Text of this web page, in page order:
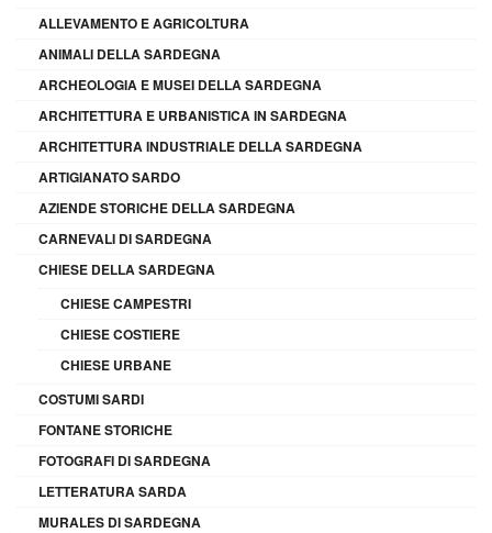
ALLEVAMENTO E AGRICOLTURA
ANIMALI DELLA SARDEGNA
ARCHEOLOGIA E MUSEI DELLA SARDEGNA
ARCHITETTURA E URBANISTICA IN SARDEGNA
ARCHITETTURA INDUSTRIALE DELLA SARDEGNA
ARTIGIANATO SARDO
AZIENDE STORICHE DELLA SARDEGNA
CARNEVALI DI SARDEGNA
CHIESE DELLA SARDEGNA
CHIESE CAMPESTRI
CHIESE COSTIERE
CHIESE URBANE
COSTUMI SARDI
FONTANE STORICHE
FOTOGRAFI DI SARDEGNA
LETTERATURA SARDA
MURALES DI SARDEGNA